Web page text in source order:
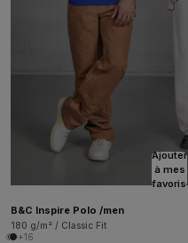
Ajouter
à mes
favoris
B&C Inspire Polo /men
180 g/m² / Classic Fit
+16